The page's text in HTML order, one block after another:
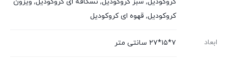
کروکودیل, قهوه ای کروکودیل
ابعاد ۷*۱۵*۲۷ سانتی متر